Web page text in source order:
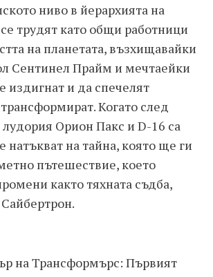
ниво в йерархията на
трудят като общи работници
на планетата, възхищавайки
Сентинел Прайм и мечтаейки
издигнат и да спечелят
Когато след
Орион Пакс и D-16 са
натъкват на тайна, която ще ги
пътешествие, което
както тяхната съдба,
на Трансформърс: Първият